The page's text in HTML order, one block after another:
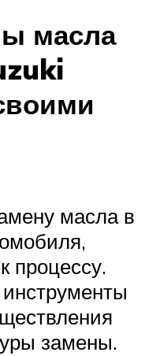
масла
масла в
процессу.
замены.